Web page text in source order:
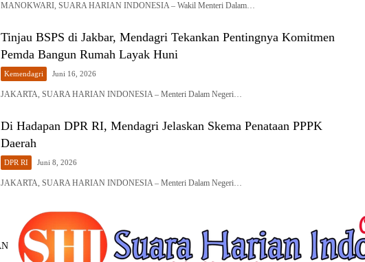
MANOKWARI, SUARA HARIAN INDONESIA – Wakil Menteri Dalam…
Tinjau BSPS di Jakbar, Mendagri Tekankan Pentingnya Komitmen
Pemda Bangun Rumah Layak Huni
Kemendagri Juni 16, 2026
JAKARTA, SUARA HARIAN INDONESIA – Menteri Dalam Negeri…
Di Hadapan DPR RI, Mendagri Jelaskan Skema Penataan PPPK
Daerah
DPR RI Juni 8, 2026
JAKARTA, SUARA HARIAN INDONESIA – Menteri Dalam Negeri…